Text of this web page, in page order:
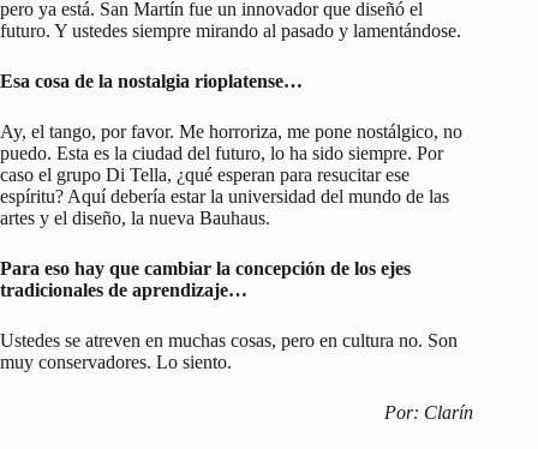
pero ya está. San Martín fue un innovador que diseñó el
futuro. Y ustedes siempre mirando al pasado y lamentándose.
Esa cosa de la nostalgia rioplatense…
Ay, el tango, por favor. Me horroriza, me pone nostálgico, no
puedo. Esta es la ciudad del futuro, lo ha sido siempre. Por
caso el grupo Di Tella, ¿qué esperan para resucitar ese
espíritu? Aquí debería estar la universidad del mundo de las
artes y el diseño, la nueva Bauhaus.
Para eso hay que cambiar la concepción de los ejes
tradicionales de aprendizaje…
Ustedes se atreven en muchas cosas, pero en cultura no. Son
muy conservadores. Lo siento.
Por: Clarín